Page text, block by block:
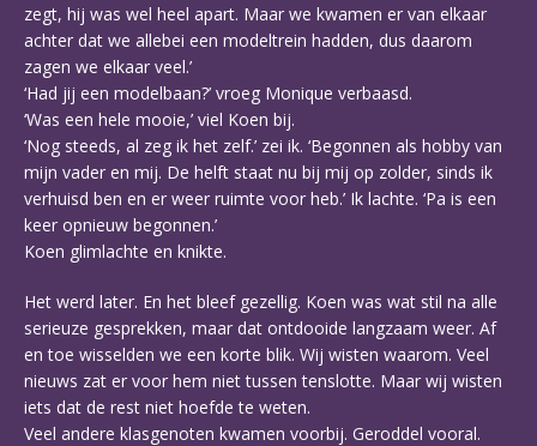
zegt, hij was wel heel apart. Maar we kwamen er van elkaar
achter dat we allebei een modeltrein hadden, dus daarom
zagen we elkaar veel.’
‘Had jij een modelbaan?’ vroeg Monique verbaasd.
‘Was een hele mooie,’ viel Koen bij.
‘Nog steeds, al zeg ik het zelf.’ zei ik. ‘Begonnen als hobby van
mijn vader en mij. De helft staat nu bij mij op zolder, sinds ik
verhuisd ben en er weer ruimte voor heb.’ Ik lachte. ‘Pa is een
keer opnieuw begonnen.’
Koen glimlachte en knikte.
Het werd later. En het bleef gezellig. Koen was wat stil na alle
serieuze gesprekken, maar dat ontdooide langzaam weer. Af
en toe wisselden we een korte blik. Wij wisten waarom. Veel
nieuws zat er voor hem niet tussen tenslotte. Maar wij wisten
iets dat de rest niet hoefde te weten.
Veel andere klasgenoten kwamen voorbij. Geroddel vooral.